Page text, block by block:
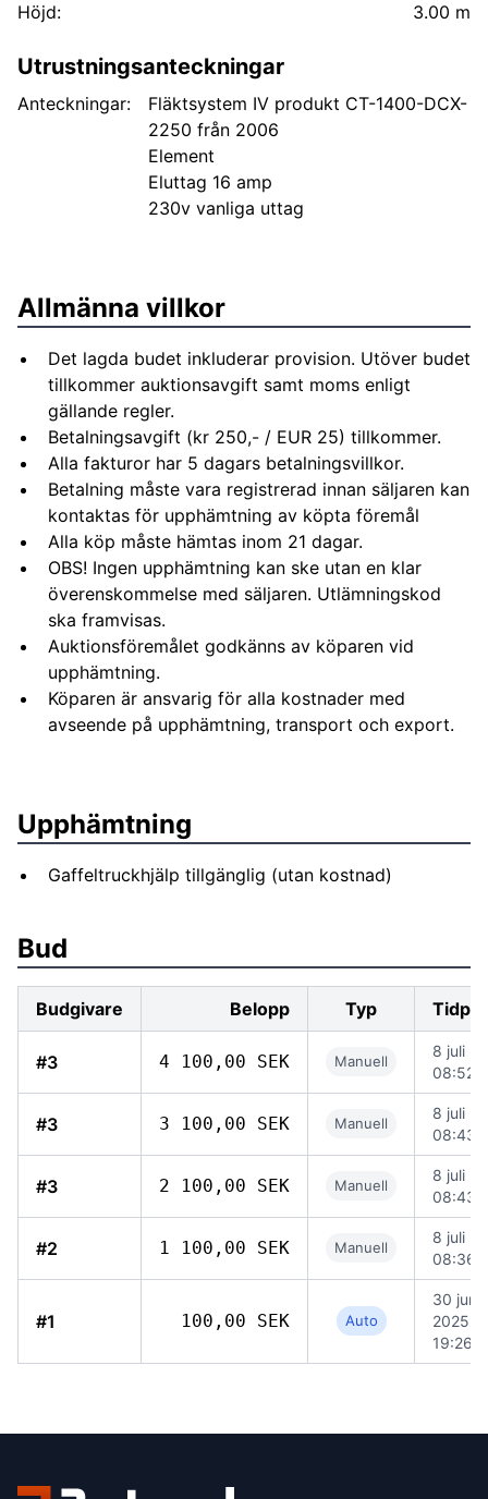
Höjd:
3.00 m
Utrustningsanteckningar
Anteckningar:
Fläktsystem IV produkt CT-1400-DCX-
2250 från 2006
Element
Eluttag 16 amp
230v vanliga uttag
Allmänna villkor
Det lagda budet inkluderar provision. Utöver budet
tillkommer auktionsavgift samt moms enligt
gällande regler.
Betalningsavgift (kr 250,- / EUR 25) tillkommer.
Alla fakturor har 5 dagars betalningsvillkor.
Betalning måste vara registrerad innan säljaren kan
kontaktas för upphämtning av köpta föremål
Alla köp måste hämtas inom 21 dagar.
OBS! Ingen upphämtning kan ske utan en klar
överenskommelse med säljaren. Utlämningskod
ska framvisas.
Auktionsföremålet godkänns av köparen vid
upphämtning.
Köparen är ansvarig för alla kostnader med
avseende på upphämtning, transport och export.
Upphämtning
Gaffeltruckhjälp tillgänglig (utan kostnad)
Bud
Budgivare Belopp Typ
#3 4 100,00 SEK Manuell
8 juli
08:52
#3 3 100,00 SEK Manuell
8 juli
08:43
#3 2 100,00 SEK Manuell
8 juli
08:43
#2 1 100,00 SEK Manuell
8 juli
08:36
#1 100,00 SEK Auto
30 juni
2025
19:26